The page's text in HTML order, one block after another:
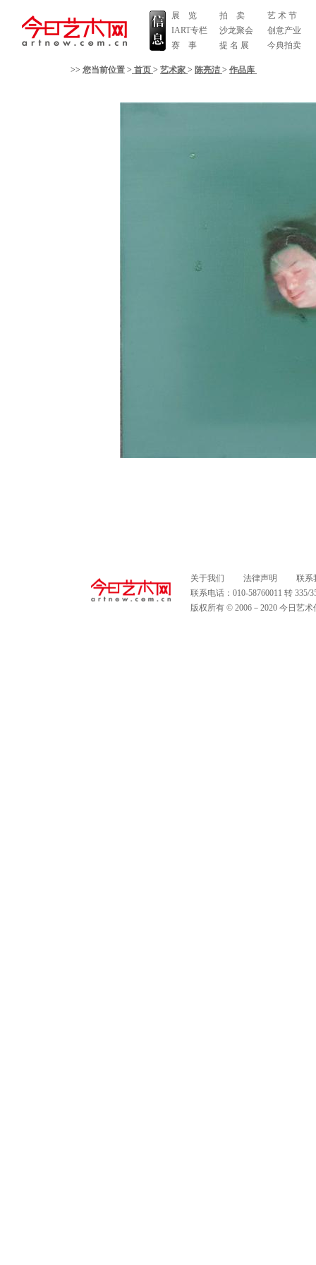
展 览
IART专栏
赛 事
拍 卖
沙龙聚会
提 名 展
艺 术 节
创意产业
今典拍卖
>> 您当前位置 > 首页 > 艺术家 > 陈亮洁 > 作品库
关于我们 法律声明
联系
联系电话：010-58760011 转
版权所有 © 2006－2020 今日艺